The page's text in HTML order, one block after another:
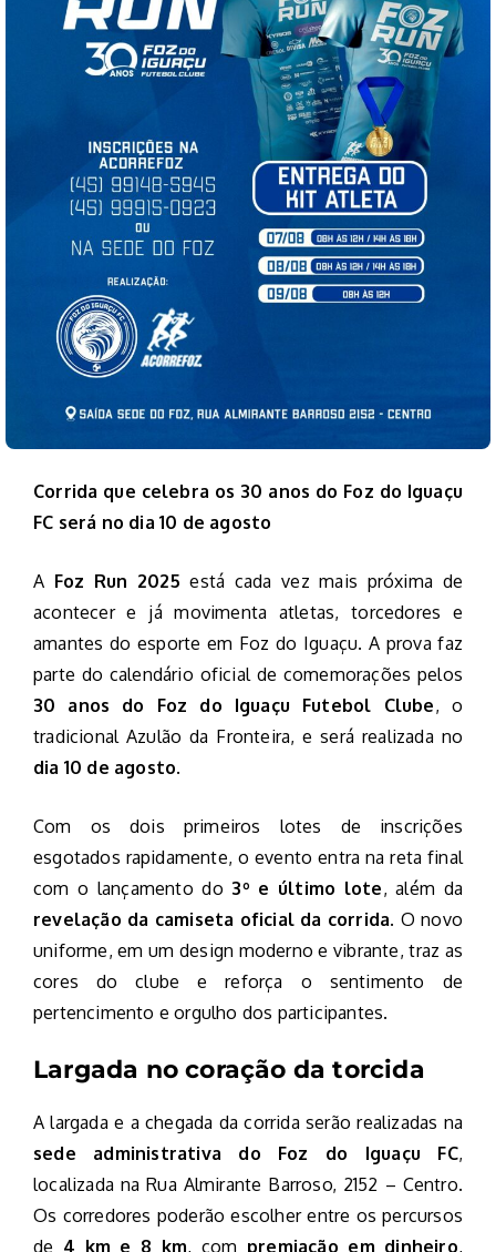
Corrida que celebra os 30 anos do Foz do Iguaçu
FC será no dia 10 de agosto
A Foz Run 2025 está cada vez mais próxima de
acontecer e já movimenta atletas, torcedores e
amantes do esporte em Foz do Iguaçu. A prova faz
parte do calendário oficial de comemorações pelos
30 anos do Foz do Iguaçu Futebol Clube, o
tradicional Azulão da Fronteira, e será realizada no
dia 10 de agosto.
Com os dois primeiros lotes de inscrições
esgotados rapidamente, o evento entra na reta final
com o lançamento do 3º e último lote, além da
revelação da camiseta oficial da corrida. O novo
uniforme, em um design moderno e vibrante, traz as
cores do clube e reforça o sentimento de
pertencimento e orgulho dos participantes.
Largada no coração da torcida
A largada e a chegada da corrida serão realizadas na
sede administrativa do Foz do Iguaçu FC,
localizada na Rua Almirante Barroso, 2152 – Centro.
Os corredores poderão escolher entre os percursos
de 4 km e 8 km, com premiação em dinheiro,